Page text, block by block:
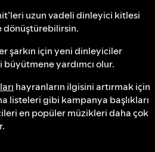
uzun vadeli dinleyici kitlesi
dönüştürebilirsin.
şarkın için yeni dinleyiciler
yardımcı olur.
hayranların ilgisini artırmak için
listeleri gibi kampanya başlıkları
en popüler müzikleri daha çok